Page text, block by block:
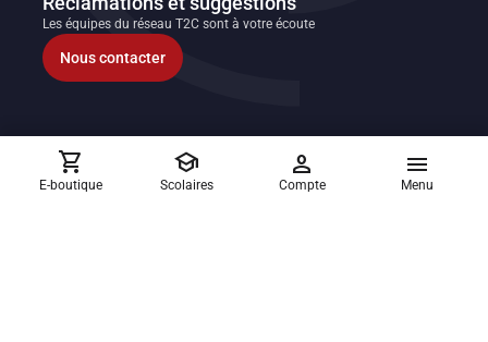
shopping_cart
E-boutique
school
Scolaires
person
Compte
menu
Menu
Les équipes du réseau T2C sont à votre écoute
Nous contacter
Allo T2C